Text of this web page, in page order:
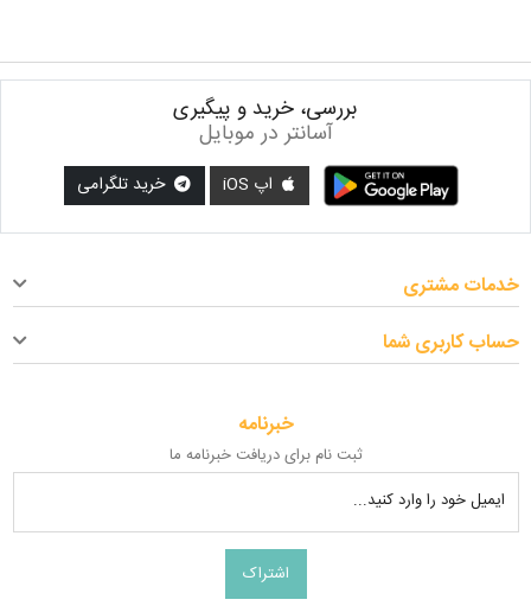
بررسی، خرید و پیگیری
آسانتر در موبایل
اپ iOS خرید تلگرامی
خبرنامه
ثبت نام برای دریافت خبرنامه ما
ایمیل خود را وارد کنید...
اشتراک
خدمات مشتری
حساب کاربری شما